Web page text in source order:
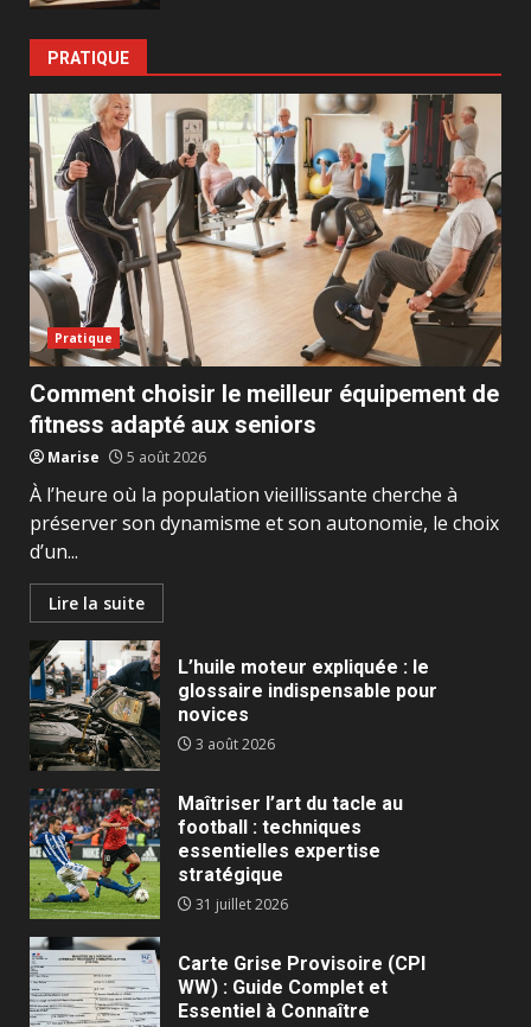
PRATIQUE
Pratique
Comment choisir le meilleur équipement de
fitness adapté aux seniors
Marise 5 août 2026
À l’heure où la population vieillissante cherche à
préserver son dynamisme et son autonomie, le choix
d’un...
Lire la suite
L’huile moteur expliquée : le
glossaire indispensable pour
novices
3 août 2026
Maîtriser l’art du tacle au
football : techniques
essentielles expertise
stratégique
31 juillet 2026
Carte Grise Provisoire (CPI
WW) : Guide Complet et
Essentiel à Connaître